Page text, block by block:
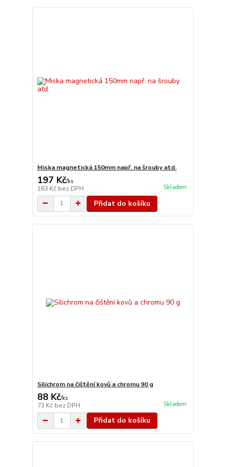
Miska magnetická 150mm např. na šrouby atd.
197 Kč/ks
163 Kč bez DPH Skladem
Přidat do košíku
Silichrom na čištění kovů a chromu 90 g
88 Kč/ks
73 Kč bez DPH Skladem
Přidat do košíku